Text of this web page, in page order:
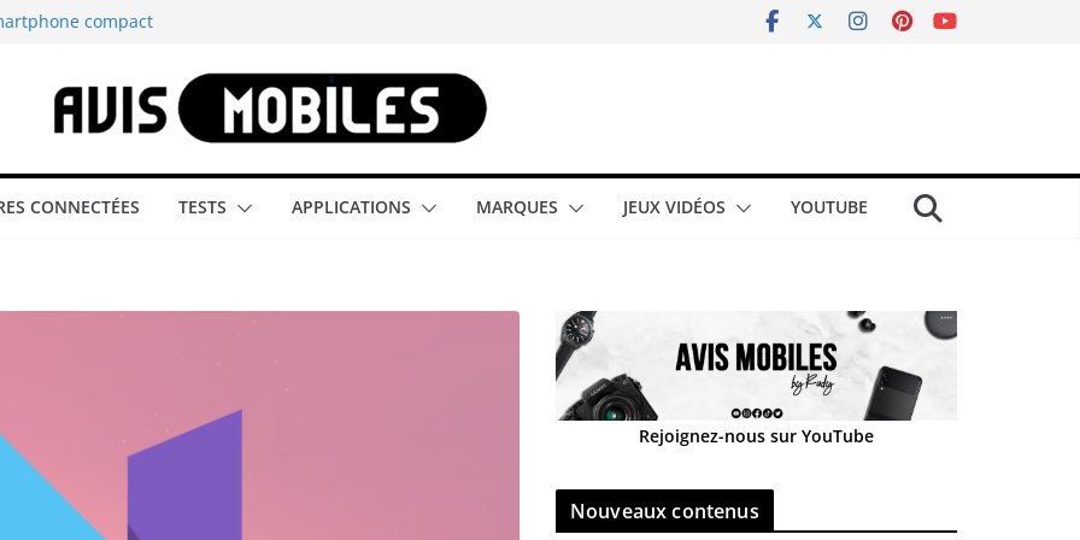
compact
tous les
smartphone
CONNECTÉES TESTS APPLICATIONS MARQUES JEUX VIDÉOS YOUTUBE
Rejoignez-nous sur YouTube
Nouveaux contenus